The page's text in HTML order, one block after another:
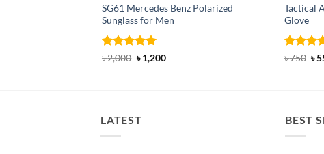
SG61 Mercedes Benz Polarized
Sunglass for Men
Rated 5
৳2,000 Original
price
৳1,200Current
Tactical
Glove
Rated5
৳750 ৳
LATEST BEST